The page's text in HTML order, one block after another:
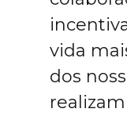
vida
dos